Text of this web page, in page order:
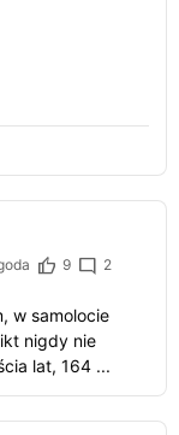
9
2
w samolocie
nigdy nie
lat, 164 ...